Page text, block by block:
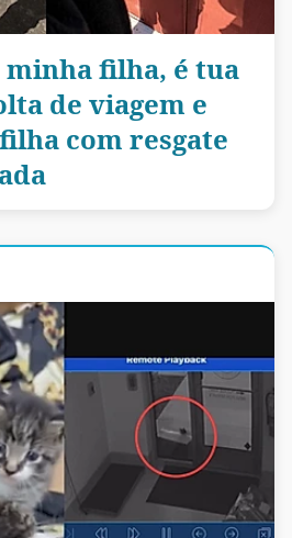
minha filha, é tua
de viagem e
com resgate